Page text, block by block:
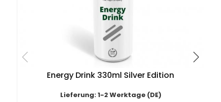
Energy Drink 330ml Silver Edition
Lieferung: 1-2 Werktage (DE)